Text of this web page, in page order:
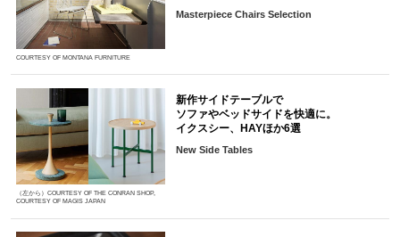
COURTESY OF MONTANA FURNITURE
Masterpiece Chairs Selection
（左から）COURTESY OF THE CONRAN SHOP,
COURTESY OF MAGIS JAPAN
新作サイドテーブルで
ソファやベッドサイドを快適に。
イクスシー、HAYほか6選
New Side Tables